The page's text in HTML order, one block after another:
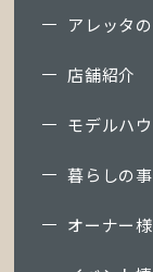
アレッタ
店舗紹介
モデルハ
暮らしの
オーナー